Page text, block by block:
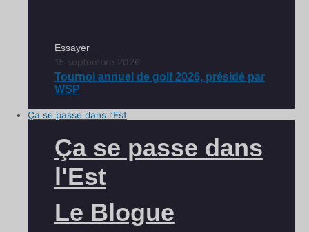
Essayer
15 septembre 2026
Tournoi annuel de golf 2026, présidé par
WSP
Ça se passe dans l’Est
Ça se passe dans
l'Est
Le Blogue